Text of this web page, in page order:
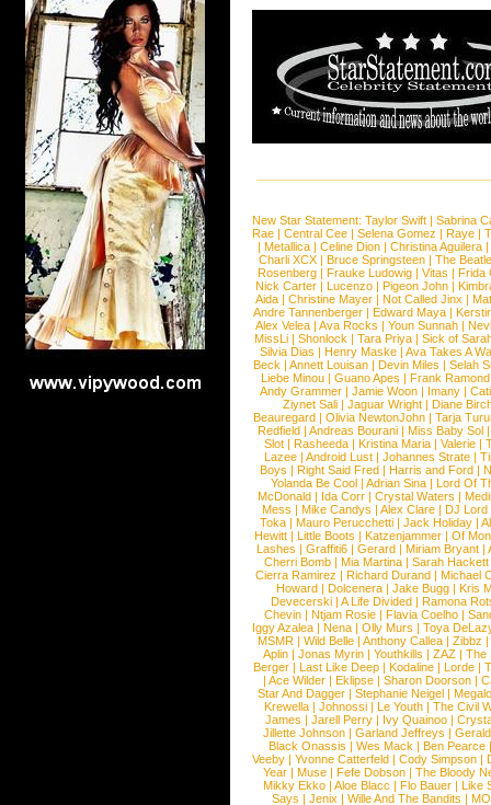
New Star Statement: Taylor Swift | Sabrina
Rae |Central Cee |Selena Gomez |Raye |
| Metallica | Celine Dion | Christina Aguilera |
Charli XCX |Bruce Springsteen |The
Rosenberg | Frauke Ludowig | Vitas | Frida
Nick Carter | Lucenzo | Pigeon John |
Aida |Christine Mayer |Not Called Jinx |
Andre Tannenberger | Edward Maya |
Alex Velea | Ava Rocks | Youn Sunnah |
MissLi | Shonlock | Tara Priya | Sick of
Silvia Dias |Henry Maske |Ava Takes A
Beck |Annett Louisan |Devin Miles |Selah
Liebe Minou |Guano Apes |Frank Ramond
Andy Grammer |Jamie Woon | Imany |
Ziynet Sali |Jaguar Wright |Diane
Beauregard |Olivia NewtonJohn |Tarja
Redfield | Andreas Bourani | Miss Baby Sol
Slot | Rasheeda | Kristina Maria | Valerie |
Lazee | Android Lust | Johannes Strate |
Boys | Right Said Fred | Harris and Ford |
Yolanda Be Cool |Adrian Sina |Lord Of
McDonald | Ida Corr |Crystal Waters |
Mess | Mike Candys | Alex Clare | DJ Lord
Toka | Mauro Perucchetti | Jack Holiday |
Hewitt |Little Boots |Katzenjammer |Of
Lashes |Graffiti6 |Gerard |Miriam Bryant |
Cherri Bomb | Mia Martina | Sarah Hackett
Cierra Ramirez | Richard Durand | Michael
Howard |Dolcenera |Jake Bugg |Kris
Devecerski |A Life Divided |Ramona
Chevin |Ntjam Rosie |Flavia Coelho |
Iggy Azalea | Nena | Olly Murs | Toya
MSMR |Wild Belle |Anthony Callea |Zibbz
Aplin | Jonas Myrin | Youthkills | ZAZ | The
Berger |Last Like Deep |Kodaline |Lorde |
|Ace Wilder |Eklipse |Sharon Doorson |
Star And Dagger | Stephanie Neigel |
Krewella | Johnossi | Le Youth | The Civil
James | Jarell Perry | Ivy Quainoo |
Jillette Johnson | Garland Jeffreys |
Black Onassis | Wes Mack | Ben Pearce
Veeby | Yvonne Catterfeld | Cody Simpson |
Year |Muse |Fefe Dobson |The Bloody
Mikky Ekko | Aloe Blacc | Flo Bauer | Like
Says | Jenix | Wille And The Bandits | MO